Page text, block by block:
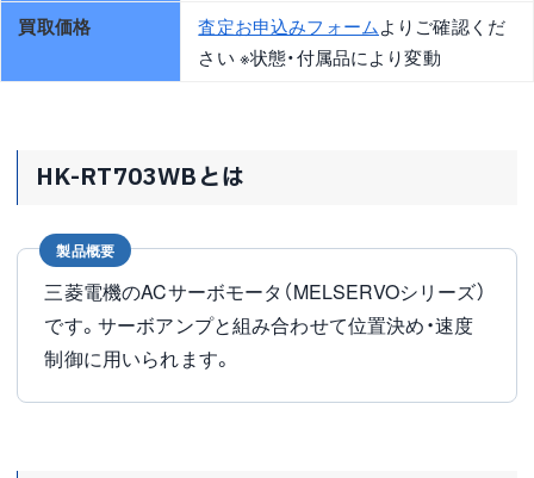
買取価格 査定お申込みフォームよりご確認くだ
さい ※状態・付属品により変動
HK-RT703WBとは
製品概要
三菱電機のACサーボモータ（MELSERVOシリーズ）
です。サーボアンプと組み合わせて位置決め・速度
制御に用いられます。